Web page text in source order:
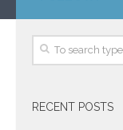
RECENT POSTS